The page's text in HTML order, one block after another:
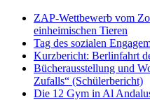
ZAP-Wettbewerb vom
einheimischen Tieren
Tag des sozialen
Kurzbericht: Berlinfahrt
Bücherausstellung und
Zufalls“ (Schülerbericht)
Die 12 Gym in Al